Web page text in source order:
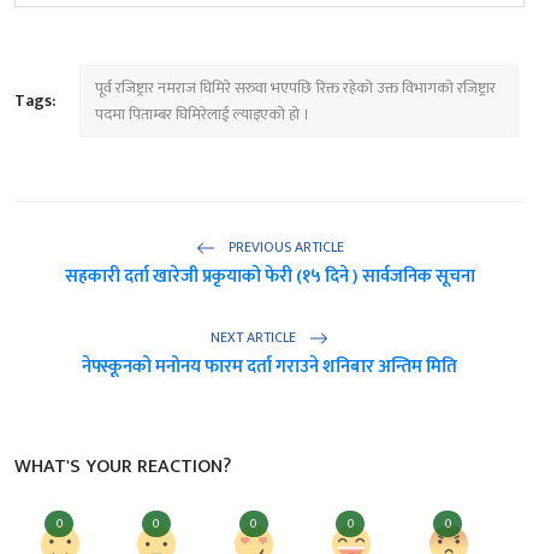
Tags:
पूर्व रजिष्ट्रार नमराज घिमिरे सरुवा भएपछि रिक्त रहेको उक्त विभागको रजिष्ट्रार
पदमा पिताम्बर घिमिरेलाई ल्याइएको हो ।
PREVIOUS ARTICLE
सहकारी दर्ता खारेजी प्रकृयाको फेरी (१५ दिने ) सार्वजनिक सूचना
NEXT ARTICLE
नेफ्स्कूनको मनोनय फारम दर्ता गराउने शनिबार अन्तिम मिति
WHAT'S YOUR REACTION?
0 0 0 0 0